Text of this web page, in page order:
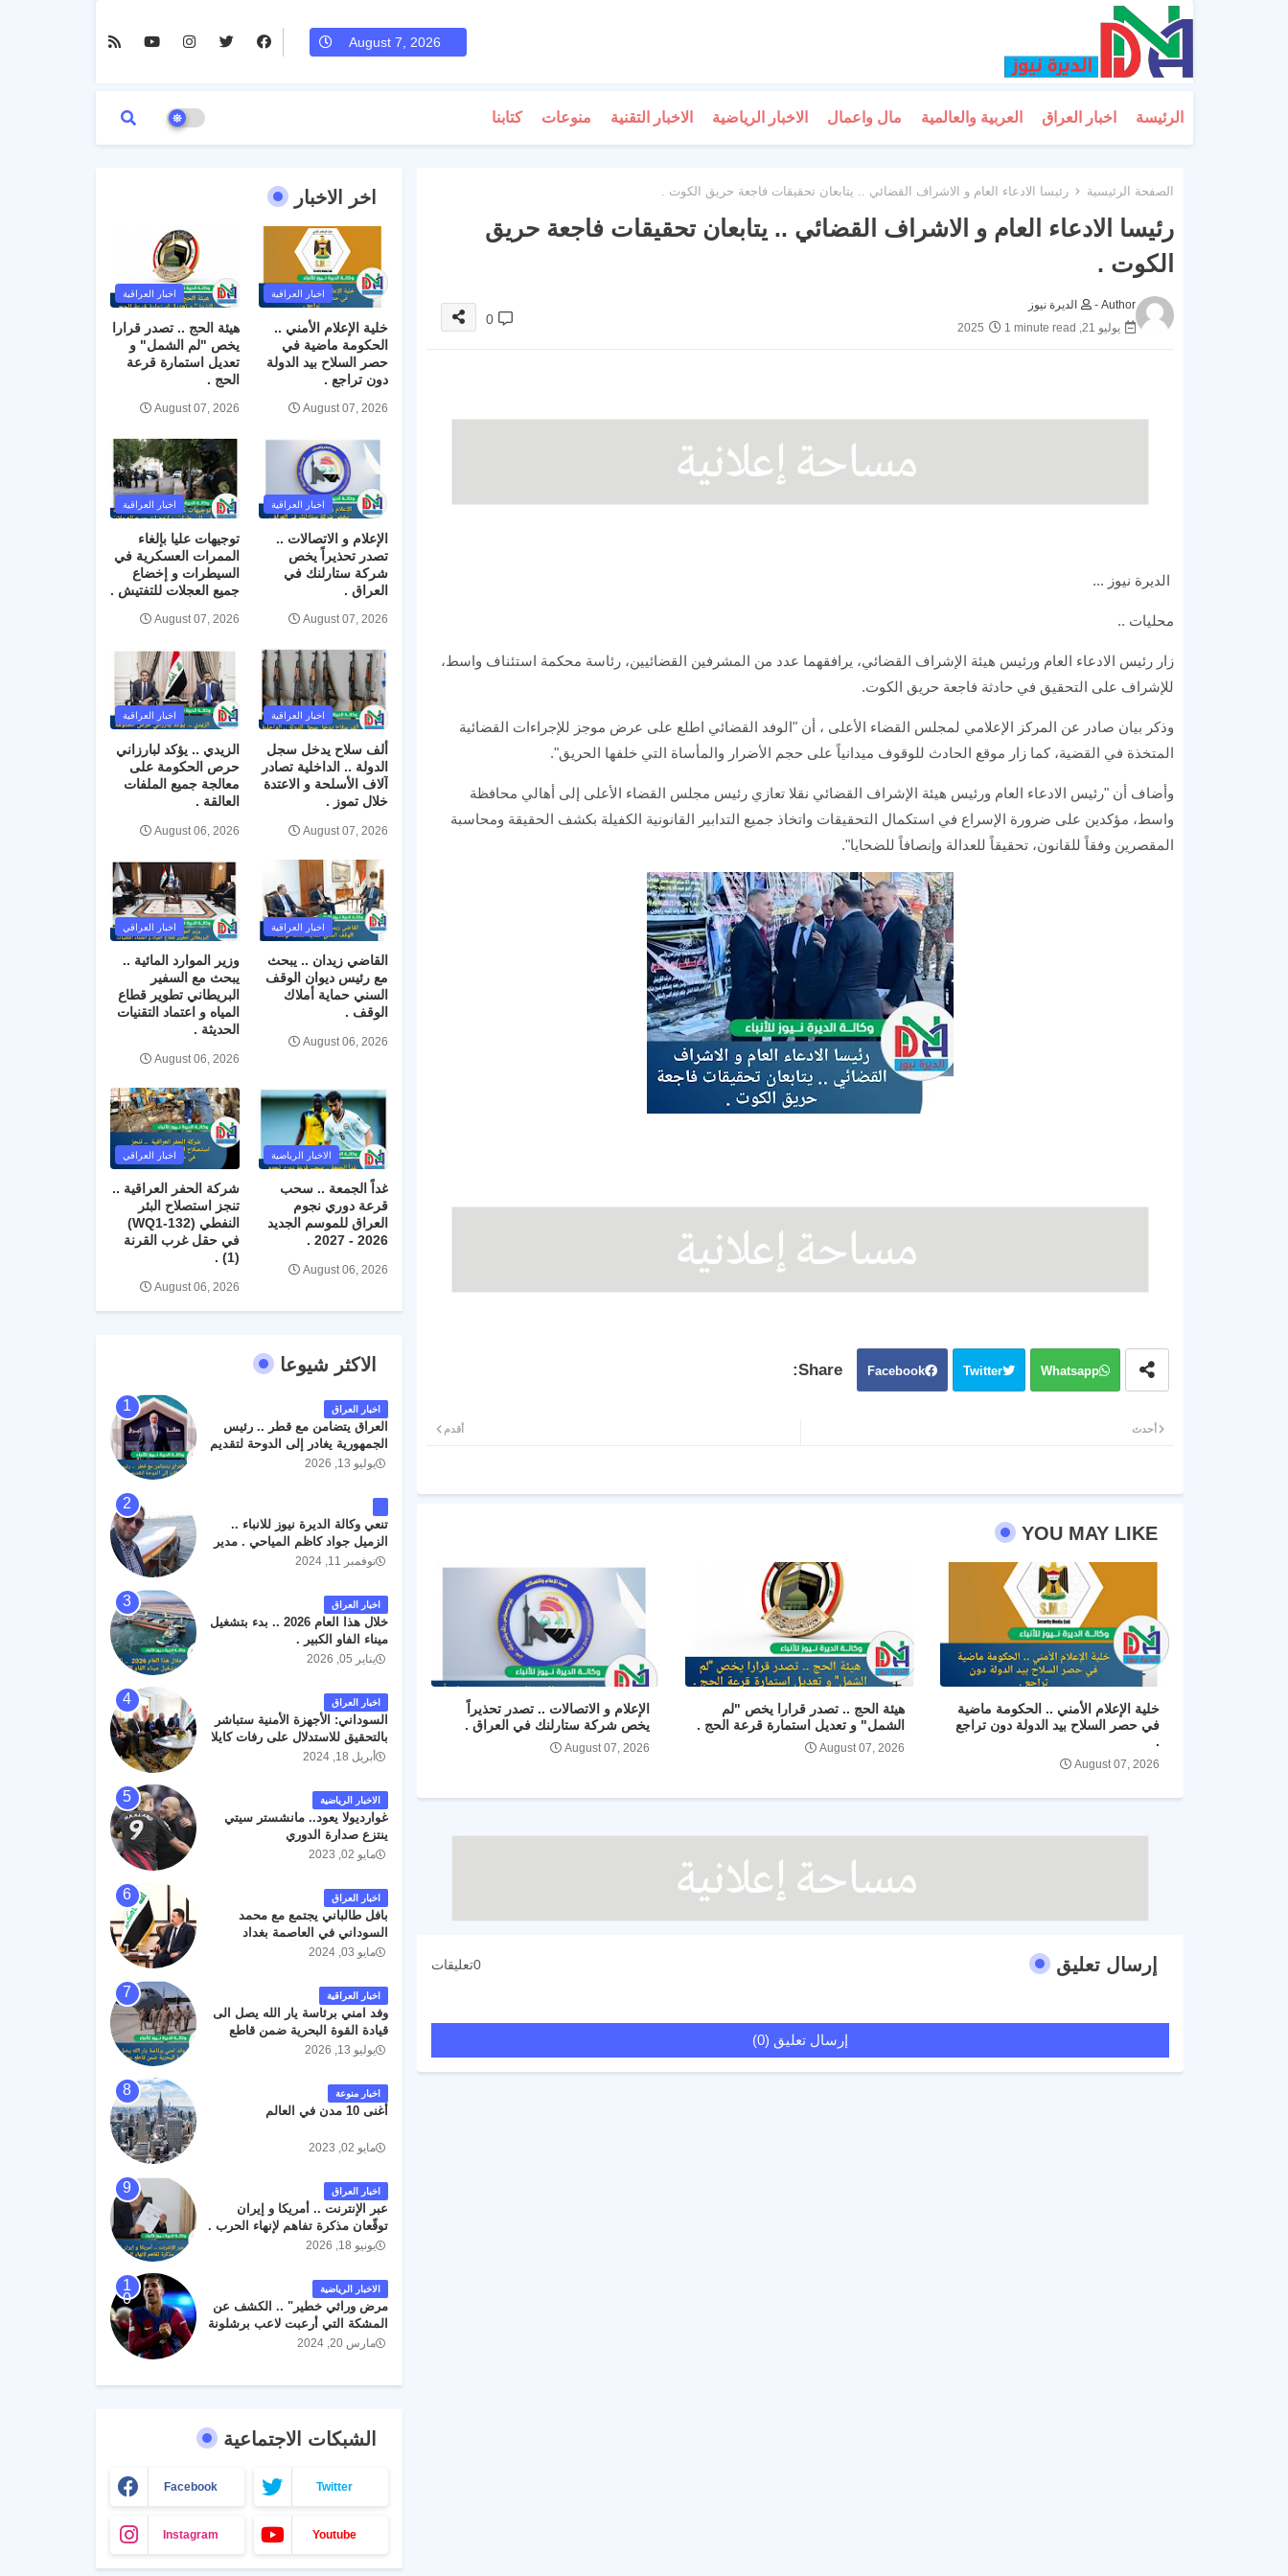
August 7, 2026
الرئيسة اخبار العراق العربية والعالمية مال واعمال الاخبار الرياضية الاخبار التقنية منوعات كتابنا
الصفحة الرئيسية رئيسا الادعاء العام و الاشراف القضائي .. يتابعان تحقيقات فاجعة حريق الكوت .
رئيسا الادعاء العام و الاشراف القضائي .. يتابعان تحقيقات فاجعة حريق
الكوت .
Author -
الديرة نيوز
يوليو 21, 2025
1 minute read
0
الديرة نيوز ...
محليات ..
زار رئيس الادعاء العام ورئيس هيئة الإشراف القضائي، يرافقهما عدد من المشرفين القضائيين، رئاسة محكمة استئناف واسط،
للإشراف على التحقيق في حادثة فاجعة حريق الكوت.
وذكر بيان صادر عن المركز الإعلامي لمجلس القضاء الأعلى ، أن "الوفد القضائي اطلع على عرض موجز للإجراءات القضائية
المتخذة في القضية، كما زار موقع الحادث للوقوف ميدانياً على حجم الأضرار والمأساة التي خلفها الحريق".
وأضاف أن "رئيس الادعاء العام ورئيس هيئة الإشراف القضائي نقلا تعازي رئيس مجلس القضاء الأعلى إلى أهالي محافظة
واسط، مؤكدين على ضرورة الإسراع في استكمال التحقيقات واتخاذ جميع التدابير القانونية الكفيلة بكشف الحقيقة ومحاسبة
المقصرين وفقاً للقانون، تحقيقاً للعدالة وإنصافاً للضحايا".
Facebook Twitter Whatsapp
أحدث أقدم
YOU MAY LIKE
خلية الإعلام الأمني .. الحكومة ماضية
في حصر السلاح بيد الدولة دون تراجع
.
August 07, 2026
هيئة الحج .. تصدر قرارا يخص "لم
الشمل" و تعديل استمارة قرعة الحج .
August 07, 2026
الإعلام و الاتصالات .. تصدر تحذيراً
يخص شركة ستارلنك في العراق .
August 07, 2026
إرسال تعليق 0تعليقات
إرسال تعليق (0)
اخر الاخبار
اخبار العراقية
خلية الإعلام الأمني ..
الحكومة ماضية في
حصر السلاح بيد الدولة
دون تراجع .
August 07, 2026
اخبار العراقية
هيئة الحج .. تصدر قرارا
يخص "لم الشمل" و
تعديل استمارة قرعة
الحج .
August 07, 2026
اخبار العراقية
الإعلام و الاتصالات ..
تصدر تحذيراً يخص
شركة ستارلنك في
العراق .
August 07, 2026
اخبار العراقية
توجيهات عليا بإلغاء
الممرات العسكرية في
السيطرات و إخضاع
جميع العجلات للتفتيش .
August 07, 2026
اخبار العراقية
ألف سلاح يدخل سجل
الدولة .. الداخلية تصادر
آلاف الأسلحة و الاعتدة
خلال تموز .
August 07, 2026
اخبار العراقية
الزيدي .. يؤكد لبارزاني
حرص الحكومة على
معالجة جميع الملفات
العالقة .
August 06, 2026
اخبار العراقية
القاضي زيدان .. يبحث
مع رئيس ديوان الوقف
السني حماية أملاك
الوقف .
August 06, 2026
اخبار العراقي
وزير الموارد المائية ..
يبحث مع السفير
البريطاني تطوير قطاع
المياه و اعتماد التقنيات
الحديثة .
August 06, 2026
الاخبار الرياضية
غداً الجمعة .. سحب
قرعة دوري نجوم
العراق للموسم الجديد
2026 - 2027 .
August 06, 2026
اخبار العراقي
شركة الحفر العراقية ..
تنجز استصلاح البئر
النفطي (WQ1-132)
في حقل غرب القرنة
(1) .
August 06, 2026
الاكثر شيوعا
اخبار العراق
العراق يتضامن مع قطر .. رئيس
الجمهورية يغادر إلى الدوحة لتقديم
واجب العزاء .
يوليو 13, 2026
تنعي وكالة الديرة نيوز للانباء ..
الزميل جواد كاظم المياحي . مدير
الخطوط الجوية العراقية السابق
البصرة الدولي اليوم الاثنين على
الطريق المؤدي من البوابة
الرئيسة الى صالة المسافرين .
حيث كان سبب الحادث يعود
لتصادم عجلته مع عجلة نوع كيا بنكو
مطار البصرة الدولي . سائلين الله
عز وجل ان يتغمد الفقيد بواسع
رحمته ، و انا لله وانا اليه راجعون .
نوفمبر 11, 2024
اخبار العراق
خلال هذا العام 2026 .. بدء بتشغيل
ميناء الفاو الكبير .
يناير 05, 2026
اخبار العراق
السوداني: الأجهزة الأمنية ستباشر
بالتحقيق للاستدلال على رفات كايلا
مولرأبريل 18, 2024
الاخبار الرياضية
غوارديولا يعود.. مانشستر سيتي
ينتزع صدارة الدوري
مايو 02, 2023
اخبار العراق
بافل طالباني يجتمع مع محمد
السوداني في العاصمة بغداد
مايو 03, 2024
اخبار العراقية
وفد امني برئاسة يار الله يصل الى
قيادة القوة البحرية ضمن قاطع
عمليات البصرة .
يوليو 13, 2026
اخبار منوعة
أغنى 10 مدن في العالم
مايو 02, 2023
اخبار العراق
عبر الإنترنت .. أمريكا و إيران
توقّعان مذكرة تفاهم لإنهاء الحرب .
يونيو 18, 2026
الاخبار الرياضية
مرض وراثي خطير" .. الكشف عن
المشكة التي أرعبت لاعب برشلونة
جواو كانسيلو
مارس 20, 2024
الشبكات الاجتماعية
Facebook Twitter
Instagram Youtube